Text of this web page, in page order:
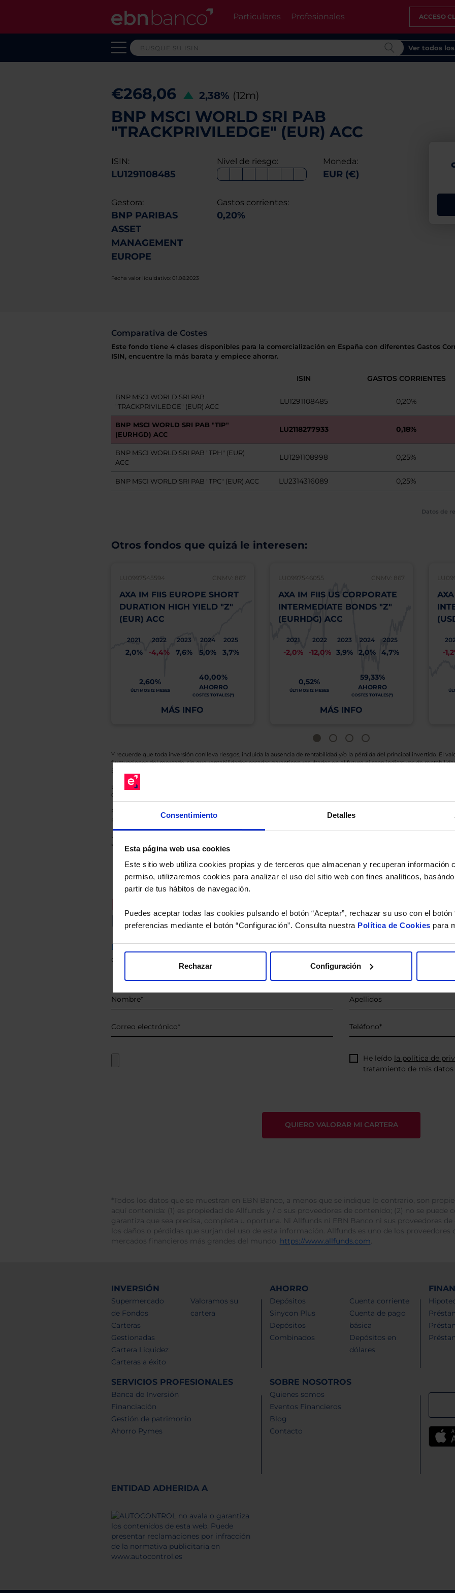
Consentimiento Detalles
Esta página web usa cookies
Este sitio web utiliza cookies propias y de terceros que almacenan y recuperan información
permiso, utilizaremos cookies para analizar el uso del sitio web con fines analíticos,
partir de tus hábitos de navegación.
Puedes aceptar todas las cookies pulsando el botón “Aceptar”, rechazar su uso con el botón
preferencias mediante el botón “Configuración”. Consulta nuestra Política de Cookies para
Rechazar Configuración
Particulares Profesionales ACCESO
Ver todos
€268,06 2,38% (12m)
BNP MSCI WORLD SRI PAB
"TRACKPRIVILEDGE" (EUR) ACC
ISIN:
LU1291108485
Nivel de riesgo: Moneda:
EUR (€)
Gestora:
BNP PARIBAS
ASSET
MANAGEMENT
EUROPE
Gastos corrientes:
0,20%
Fecha valor liquidativo: 01.08.2023
Comparativa de Costes
Este fondo tiene 4 clases disponibles para la comercialización en España con diferentes Gastos
ISIN, encuentre la más barata y empiece ahorrar.
ISIN GASTOS CORRIENTES
BNP MSCI WORLD SRI PAB
"TRACKPRIVILEDGE" (EUR) ACC
LU1291108485 0,20%
BNP MSCI WORLD SRI PAB "TIP"
(EURHGD) ACC
LU2118277933 0,18%
BNP MSCI WORLD SRI PAB "TPH" (EUR)
ACC
LU1291108998 0,25%
BNP MSCI WORLD SRI PAB "TPC" (EUR) ACC LU2314316089 0,25%
Datos de
Otros fondos que quizá le interesen:
LU0997545594 CNMV: 867
AXA IM FIIS EUROPE SHORT
DURATION HIGH YIELD "Z"
(EUR) ACC
2021
2,0%
2022
-4,4%
2023
7,6%
2024
5,0%
2025
3,7%
2,60%
ÚLTIMOS 12 MESES
40,00%
AHORRO
COSTES TOTALES(*)
MÁS INFO
LU0997546055 CNMV: 867
AXA IM FIIS US CORPORATE
INTERMEDIATE BONDS "Z"
(EURHDG) ACC
2021
-2,0%
2022
-12,0%
2023
3,9%
2024
2,0%
2025
4,7%
0,52%
ÚLTIMOS 12 MESES
59,33%
AHORRO
COSTES TOTALES(*)
MÁS INFO
-
Y recuerde que toda inversión conlleva riesgos, incluida la ausencia de rentabilidad y/o la pérdida del principal invertido. El
fluctuaciones del mercado, sin que rentabilidades pasadas garanticen resultados en el futuro ni sean indicativas de
El Grupo EBN no puede garantizar que cualquier capital invertido mantendrá o aumentará su valor.
En cada una de las fichas de nuestros Fondos de Inversión tiene a su disposición información completa y relativa a dicho
Gestora y la entidad depositaria del mismo y sobre el Folleto (clicando en «ver informe») y el DFI (clicando en «ver ficha»).
Esto es una comunicación publicitaria. EBN no está recomendando la compra de estos Fondos en concreto. Consulte el
para el inversor antes de tomar una decisión final de inversión. El Cliente es responsable de las decisiones de inversión que
Los datos de rentabilidad mostrados hacen referencia a los Valores Liquidativos del Fondo al cierre de la última sesión, y se
anterior a Valor Liquidativo actual con reinversión de dividendos si el fondo es de reparto. Todas las rentabilidades mostradas
Le hacemos un estudio gratuito de su
Descárguese el archivoe indíquenos los ISINs de sus Fondos y nuestros expertos le
de sus alternativas de Clases Limpias con las que podrá ahorrar en sus costes.
He leído la política de
tratamiento de mis datos
*Todos los datos que se muestran en EBN Banco, a menos que se indique lo contrario, son
aquí contenida: (1) es propiedad de Allfunds y / o sus proveedores de contenido; (2) no se puede
garantiza que sea precisa, completa u oportuna. Ni Allfunds ni EBN Banco ni sus proveedores
los daños o pérdidas que surjan del uso de esta información. Allfunds es uno de los proveedores
mercados financieros más grandes del mundo. https://www.allfunds.com.
INVERSIÓN
Supermercado
de Fondos
Carteras
Gestionadas
Cartera Liquidez
Carteras a éxito
Valoramos su
cartera
AHORRO
Depósitos
Sinycon Plus
Depósitos
Combinados
Cuenta corriente
Cuenta de pago
básica
Depósitos en
dólares
SERVICIOS PROFESIONALES
Banca de Inversión
Financiación
Gestión de patrimonio
Ahorro Pymes
SOBRE NOSOTROS
Quienes somos
Eventos Financieros
Blog
Contacto
ENTIDAD ADHERIDA A